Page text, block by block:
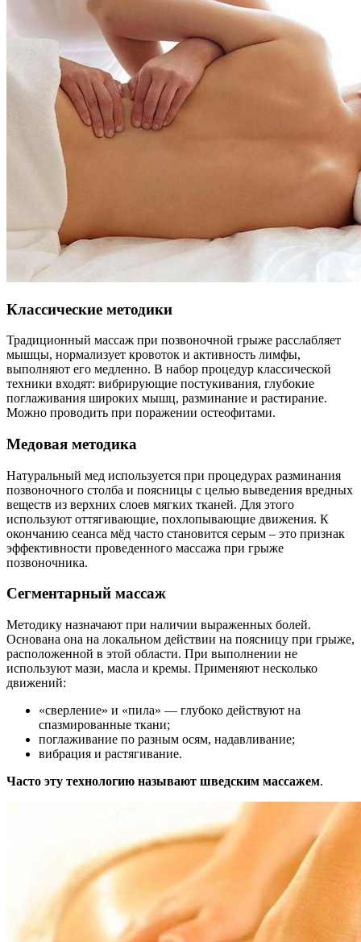
Классические методики
Традиционный массаж при позвоночной грыже расслабляет
мышцы, нормализует кровоток и активность лимфы,
выполняют его медленно. В набор процедур классической
техники входят: вибрирующие постукивания, глубокие
поглаживания широких мышц, разминание и растирание.
Можно проводить при поражении остеофитами.
Медовая методика
Натуральный мед используется при процедурах разминания
позвоночного столба и поясницы с целью выведения вредных
веществ из верхних слоев мягких тканей. Для этого
используют оттягивающие, похлопывающие движения. К
окончанию сеанса мёд часто становится серым – это признак
эффективности проведенного массажа при грыже
позвоночника.
Сегментарный массаж
Методику назначают при наличии выраженных болей.
Основана она на локальном действии на поясницу при грыже,
расположенной в этой области. При выполнении не
используют мази, масла и кремы. Применяют несколько
движений:
«сверление» и «пила» — глубоко действуют на
спазмированные ткани;
поглаживание по разным осям, надавливание;
вибрация и растягивание.
Часто эту технологию называют шведским массажем.